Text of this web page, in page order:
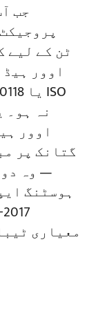
جب
اوور
اوور
گتانک پر
ہوسٹنگ